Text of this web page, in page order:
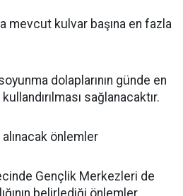
mevcut kulvar başına en fazla
dolaplarının günde en
sağlanacaktır.
önlemler
Gençlik Merkezleri de
belirlediği önlemler